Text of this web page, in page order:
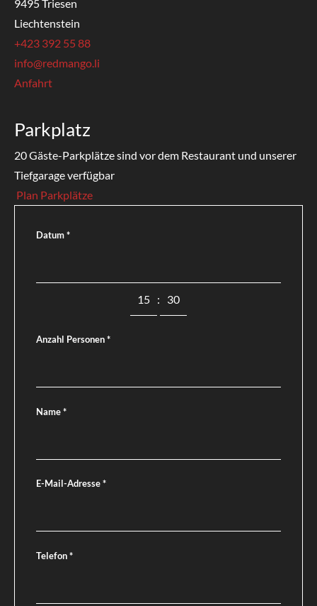
9495 Triesen
Liechtenstein
+423 392 55 88
info@redmango.li
Anfahrt
Parkplatz
20 Gäste-Parkplätze sind vor dem Restaurant und unserer
Tiefgarage verfügbar
Plan Parkplätze
Datum*
:
Anzahl Personen*
Name*
E-Mail-Adresse*
Telefon*